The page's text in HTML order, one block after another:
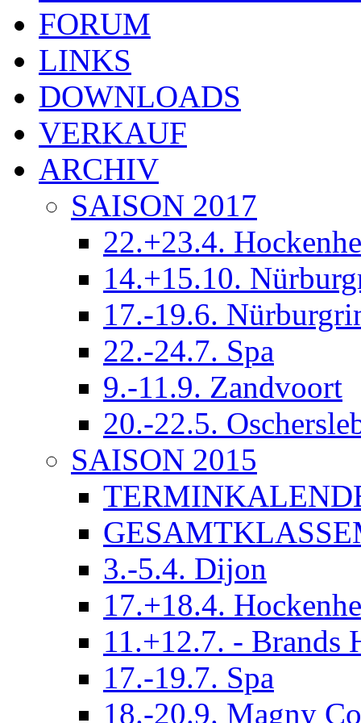
FORUM
LINKS
DOWNLOADS
VERKAUF
ARCHIV
SAISON 2017
22.+23.4.
14.+15.10.
17.-19.6.
22.-24.7. Spa
9.-11.9. Zandvoort
20.-22.5.
SAISON 2015
3.-5.4. Dijon
17.+18.4.
11.+12.7. - Brands
17.-19.7. Spa
18.-20.9. Magny